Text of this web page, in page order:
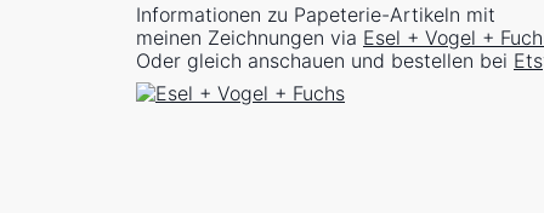
Informationen zu Papeterie-Artikeln mit
meinen Zeichnungen via Esel + Vogel +
Oder gleich anschauen und bestellen bei